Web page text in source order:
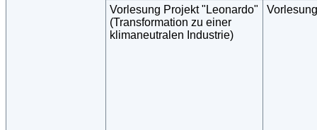
Vorlesung Projekt "Leonardo"
(Transformation zu einer
klimaneutralen Industrie)
Vorlesung